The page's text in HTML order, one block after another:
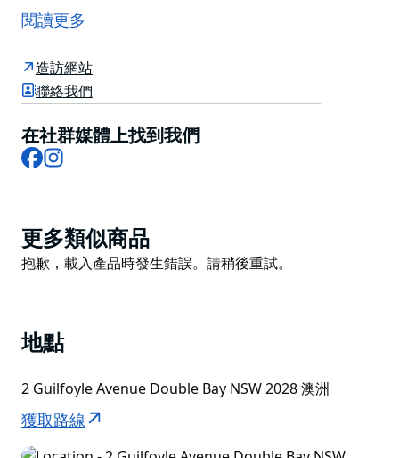
卓越的酸麵包。憑藉長時間發酵、精細的製作工藝和獨特
的深色外皮，該品牌已從一家本地麵包店發展成為一家領
先的現代零售麵包店，以其品質、溫馨的氛圍和標誌性的
設計而聞名。隨著業務的拓展，Baker Bleu 始終秉持著
最重要的理念：用心製作優質麵包，並打造令社區居民引
以為傲的便利商店。
位於 Double Bay 的 Baker Bleu 商店每天都擺滿了新鮮
閱讀更多
造訪網站
聯絡我們
在社群媒體上找到我們
Facebook
Product
List
更多類似商品
Product
抱歉，載入產品時發生錯誤。請稍後重試。
地點
2 Guilfoyle Avenue Double Bay NSW 2028 澳洲
獲取路線